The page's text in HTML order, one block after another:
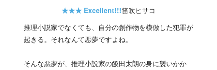
★★★ Excellent!!!笛吹ヒサコ
推理小説家でなくても、自分の創作物を模倣した犯罪が
起きる。それなんて悪夢ですよね。
そんな悪夢が、推理小説家の飯田太朗の身に襲いかか